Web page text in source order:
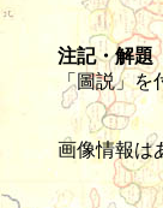
注記・解題
「圖説」を
画像情報は